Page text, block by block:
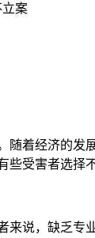
案
着经济的
受害者选择
说，缺乏专